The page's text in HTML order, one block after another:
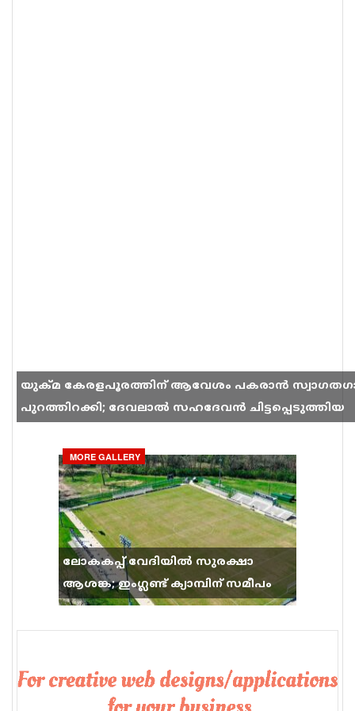
യുക്മ കേരളപൂരത്തിന് ആവേശം പകരാൻ
പുറത്തിറക്കി; ദേവലാൽ സഹദേവൻ ചിട്ടപ്പെടുത്തിയ
MORE GALLERY
ലോകകപ്പ് വേദിയിൽ സുരക്ഷാ
ആശങ്ക; ഇംഗ്ലണ്ട് ക്യാമ്പിന് സമീപം
വെടിവെപ്പ്, 9 പേർക്ക് പരിക്ക്